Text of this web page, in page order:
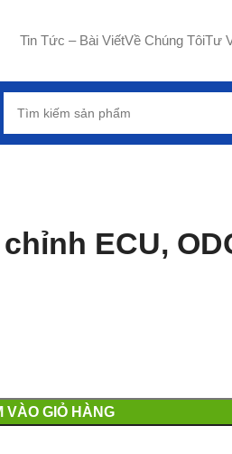
Tin Tức – Bài ViếtVề Chúng TôiTư
ECU,
VÀO GIỎ HÀNG